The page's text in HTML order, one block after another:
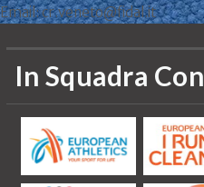
Email: cr.veneto@fidal.it
In Squadra Con